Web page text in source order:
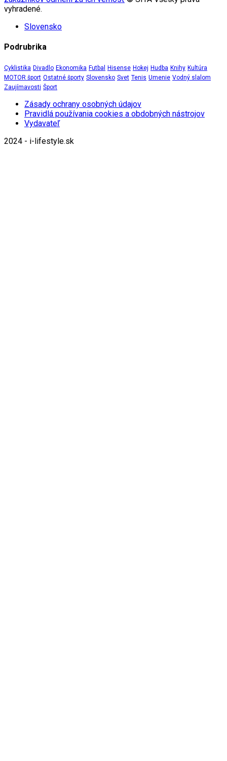
vyhradené.
Slovensko
Podrubrika
Cyklistika Divadlo Ekonomika Futbal Hisense Hokej Hudba Knihy Kultúra
MOTOR šport Ostatné športy Slovensko Svet Tenis Umenie Vodný slalom
Zaujímavosti Šport
Zásady ochrany osobných údajov
Pravidlá používania cookies a obdobných nástrojov
Vydavateľ
2024 - i-lifestyle.sk